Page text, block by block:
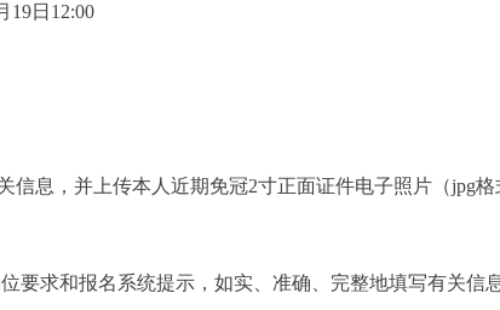
19日12:00
息，并上传本人近期免冠2寸正面证件电子照片（jpg格
要求和报名系统提示，如实、准确、完整地填写有关信